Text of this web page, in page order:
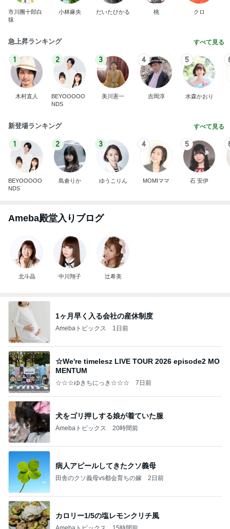
市川團十郎白
猿
小林麻央 だいたひかる 桃 クロ
急上昇ランキング すべて見る
1
木村直人
2
BEYOOOOO
NDS
3
美川憲一
4
吉岡淳
5
水森かおり
新登場ランキング すべて見る
1
BEYOOOOO
NDS
2
島倉りか
3
ゆうこりん
4
MOMIママ
5
石 安伊
Ameba殿堂入りブログ
北斗晶 中川翔子 辻希美
1ヶ月早く入る会社の産休制度
Amebaトピックス 1日前
☆We're timelesz LIVE TOUR 2026 episode2 MO
MENTUM
☆☆☆ゆきちにっき☆☆☆ 7日前
犬をゴリ押しする娘が着ていた服
Amebaトピックス 20時間前
病人アピールしてきたクソ義母
田舎のクソ義母vs都会育ちの嫁 2日前
カロリー1/5の塩レモンクリチ風